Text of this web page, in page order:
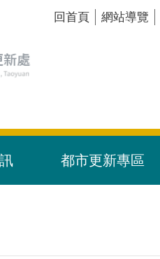
回首頁 網站導覽
都市更新專區